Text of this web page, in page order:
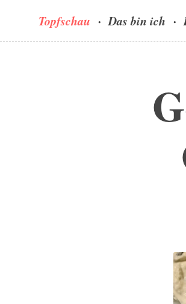
Topfschau Das bin ich